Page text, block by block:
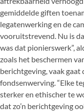
gemiddelde giften
legatenwerking en de
vooruitstrevend. Nu is
was dat pionierswerk”,
zoals het beschermen
berichtgeving, vaak
fondsenwerving. “Elke
sterker en ethischer te
dat zo’n berichtgeving